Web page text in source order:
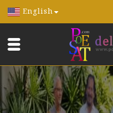
English